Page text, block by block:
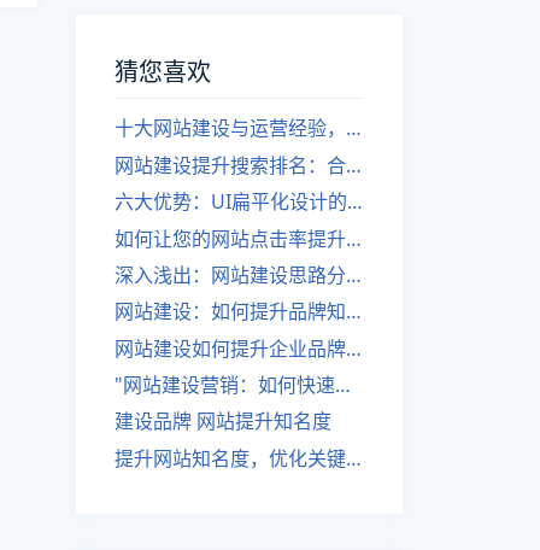
猜您喜欢
十大网站建设与运营经验，帮你打造有价值的网站
网站建设提升搜索排名：合理布局关键词
六大优势：UI扁平化设计的设计趋势
如何让您的网站点击率提升？
深入浅出：网站建设思路分析
网站建设：如何提升品牌知名度？
网站建设如何提升企业品牌知名度
"网站建设营销：如何快速提升流量？"
建设品牌 网站提升知名度
提升网站知名度，优化关键词布局！